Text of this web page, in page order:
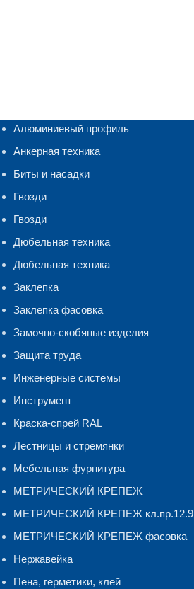
Алюминиевый профиль
Анкерная техника
Биты и насадки
Гвозди
Гвозди
Дюбельная техника
Дюбельная техника
Заклепка
Заклепка фасовка
Замочно-скобяные изделия
Защита труда
Инженерные системы
Инструмент
Краска-спрей RAL
Лестницы и стремянки
Мебельная фурнитура
МЕТРИЧЕСКИЙ КРЕПЕЖ
МЕТРИЧЕСКИЙ КРЕПЕЖ кл.пр.12.9
МЕТРИЧЕСКИЙ КРЕПЕЖ фасовка
Нержавейка
Пена, герметики, клей